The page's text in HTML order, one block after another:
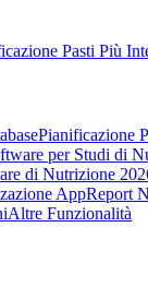
Pasti Più
Pianificazione
per Studi di
di Nutrizione
AppReport
Altre Funzionalità